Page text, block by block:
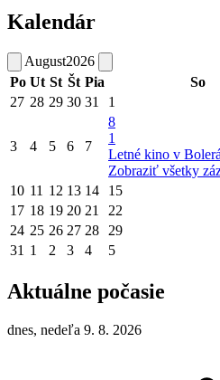
Kalendár
August2026
Po Ut St Št Pia So
27 28 29 30 31 1
3 4 5 6 7
8
1
Letné kino v
Zobraziť všetky
10 11 12 13 14 15
17 18 19 20 21 22
24 25 26 27 28 29
31 1 2 3 4 5
Aktuálne počasie
dnes, nedeľa 9. 8. 2026